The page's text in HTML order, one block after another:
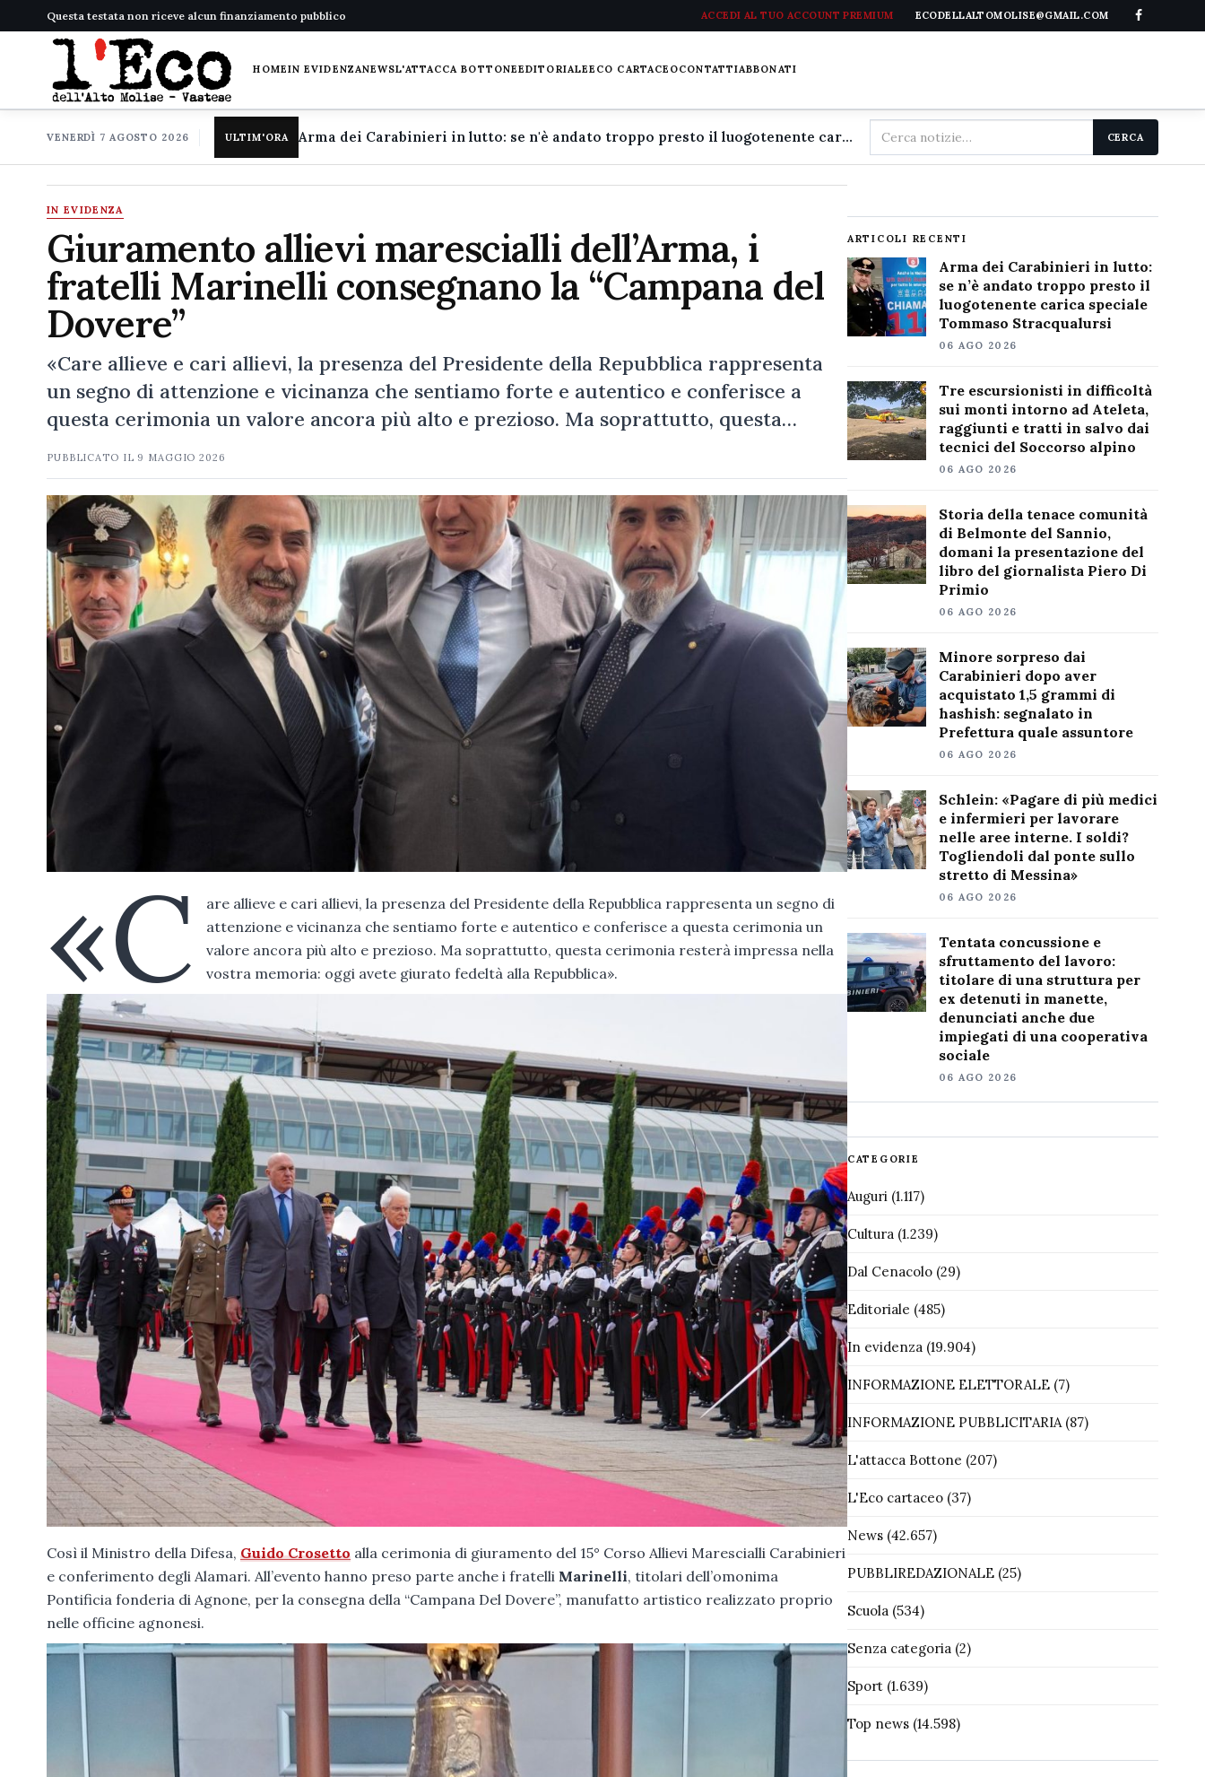
Questa testata non riceve alcun finanziamento pubblico ACCEDI AL TUO ACCOUNT PREMIUM ECODELLALTOMOLISE@GMAIL.COM
HOMEIN EVIDENZANEWSL'ATTACCA BOTTONEEDITORIALEECO CARTACEOCONTATTIABBONATI
VENERDÌ 7 AGOSTO 2026 ULTIM'ORA Arma dei Carabinieri in lutto: se n'è andato troppo presto il luogotenente carica speciale Tommaso Stracqualursi
Cerca
nel
CERCA
IN EVIDENZA
Giuramento allievi marescialli dell’Arma, i
fratelli Marinelli consegnano la “Campana del
Dovere”
«Care allieve e cari allievi, la presenza del Presidente della Repubblica rappresenta
un segno di attenzione e vicinanza che sentiamo forte e autentico e conferisce a
questa cerimonia un valore ancora più alto e prezioso. Ma soprattutto, questa…
PUBBLICATO IL 9 MAGGIO 2026
«C
are allieve e cari allievi, la presenza del Presidente della Repubblica rappresenta un segno di
attenzione e vicinanza che sentiamo forte e autentico e conferisce a questa cerimonia un
valore ancora più alto e prezioso. Ma soprattutto, questa cerimonia resterà impressa nella
vostra memoria: oggi avete giurato fedeltà alla Repubblica».
Così il Ministro della Difesa, Guido Crosetto alla cerimonia di giuramento del 15° Corso Allievi Marescialli Carabinieri
e conferimento degli Alamari. All’evento hanno preso parte anche i fratelli Marinelli, titolari dell’omonima
Pontificia fonderia di Agnone, per la consegna della “Campana Del Dovere”, manufatto artistico realizzato proprio
nelle officine agnonesi.
ARTICOLI RECENTI
Arma dei Carabinieri in lutto:
se n’è andato troppo presto il
luogotenente carica speciale
Tommaso Stracqualursi
06 AGO 2026
Tre escursionisti in difficoltà
sui monti intorno ad Ateleta,
raggiunti e tratti in salvo dai
tecnici del Soccorso alpino
06 AGO 2026
Storia della tenace comunità
di Belmonte del Sannio,
domani la presentazione del
libro del giornalista Piero Di
Primio
06 AGO 2026
Minore sorpreso dai
Carabinieri dopo aver
acquistato 1,5 grammi di
hashish: segnalato in
Prefettura quale assuntore
06 AGO 2026
Schlein: «Pagare di più medici
e infermieri per lavorare
nelle aree interne. I soldi?
Togliendoli dal ponte sullo
stretto di Messina»
06 AGO 2026
Tentata concussione e
sfruttamento del lavoro:
titolare di una struttura per
ex detenuti in manette,
denunciati anche due
impiegati di una cooperativa
sociale
06 AGO 2026
CATEGORIE
Auguri(1.117)
Cultura(1.239)
Dal Cenacolo(29)
Editoriale (485)
In evidenza(19.904)
INFORMAZIONE ELETTORALE(7)
INFORMAZIONE PUBBLICITARIA(87)
L'attacca Bottone (207)
L'Eco cartaceo(37)
News(42.657)
PUBBLIREDAZIONALE(25)
Scuola(534)
Senza categoria(2)
Sport(1.639)
Top news(14.598)